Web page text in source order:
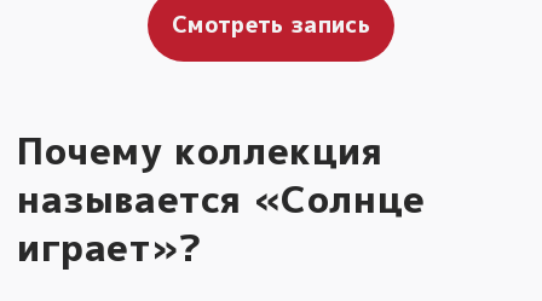
Смотреть запись
Почему коллекция
называется «Солнце
играет»?